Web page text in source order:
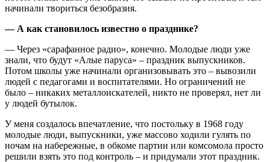
начинали твориться безобразия.
— А как становилось известно о празднике?
— Через «сарафанное радио», конечно. Молодые люди уже
знали, что будут «Алые паруса» – праздник выпускников.
Потом школы уже начинали организовывать это – вывозили
людей с педагогами и воспитателями. Но ограничений не
было – никаких металлоискателей, никто не проверял, нет ли
у людей бутылок.
У меня создалось впечатление, что постольку в 1968 году
молодые люди, выпускники, уже массово ходили гулять по
ночам на набережные, в обкоме партии или комсомола просто
решили взять это под контроль – и придумали этот праздник.